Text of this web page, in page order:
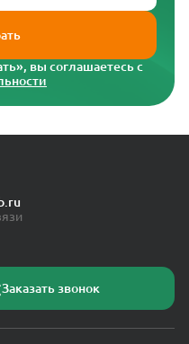
вы соглашаетесь с
Заказать звонок